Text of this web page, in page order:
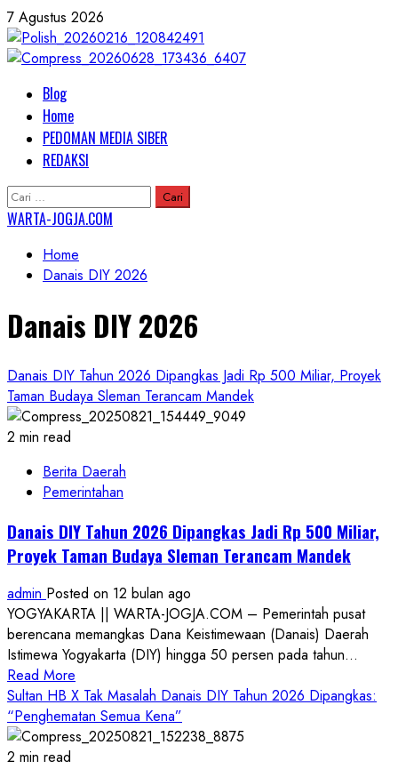
Skip
to
content
7 Agustus 2026
Primary
Menu
Blog
Home
PEDOMAN MEDIA SIBER
REDAKSI
Cari
untuk:
WARTA-JOGJA.COM
Home
Danais DIY 2026
Danais DIY 2026
Danais DIY Tahun 2026 Dipangkas Jadi Rp 500 Miliar, Proyek
Taman Budaya Sleman Terancam Mandek
2 min read
Berita Daerah
Pemerintahan
Danais DIY Tahun 2026 Dipangkas Jadi Rp 500 Miliar,
Proyek Taman Budaya Sleman Terancam Mandek
admin Posted on 12 bulan ago
YOGYAKARTA || WARTA-JOGJA.COM – Pemerintah pusat
berencana memangkas Dana Keistimewaan (Danais) Daerah
Istimewa Yogyakarta (DIY) hingga 50 persen pada tahun...
Read More
more
about
Danais
Sultan HB X Tak Masalah Danais DIY Tahun 2026 Dipangkas:
“Penghematan Semua Kena”
2 min read